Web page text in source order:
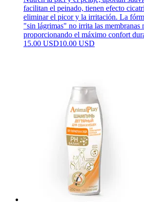
facilitan el peinado, tienen efecto
eliminar el picor y la irritación. La
"sin lágrimas" no irrita las membranas
proporcionando el máximo confort
15.00 USD10.00 USD